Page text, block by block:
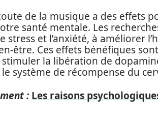
de la musique a des effets
santé mentale. Les
stress et l’anxiété, à améliorer
être. Ces effets bénéfiques
stimuler la libération de
système de récompense du
: Les raisons